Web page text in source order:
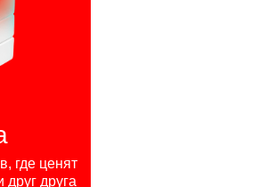
где ценят
друг друга